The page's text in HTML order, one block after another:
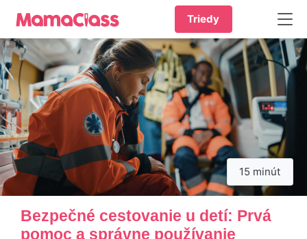
Triedy
15 minút
Bezpečné cestovanie u detí: Prvá
pomoc a správne používanie